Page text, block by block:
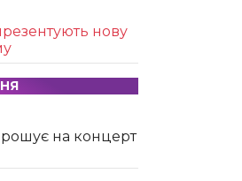
нову
на концерт